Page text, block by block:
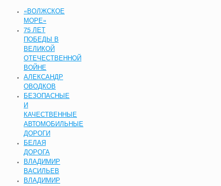
«ВОЛЖСКОЕ
МОРЕ»
75 ЛЕТ
ПОБЕДЫ В
ВЕЛИКОЙ
ОТЕЧЕСТВЕННОЙ
ВОЙНЕ
АЛЕКСАНДР
ОВОДКОВ
БЕЗОПАСНЫЕ
И
КАЧЕСТВЕННЫЕ
АВТОМОБИЛЬНЫЕ
ДОРОГИ
БЕЛАЯ
ДОРОГА
ВЛАДИМИР
ВАСИЛЬЕВ
ВЛАДИМИР